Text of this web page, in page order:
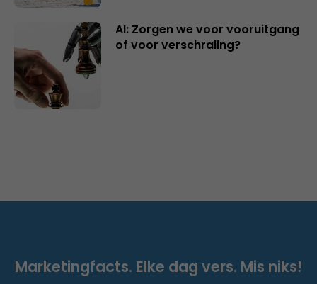
AI: Zorgen we voor vooruitgang
of voor verschraling?
Marketingfacts. Elke dag vers. Mis niks!